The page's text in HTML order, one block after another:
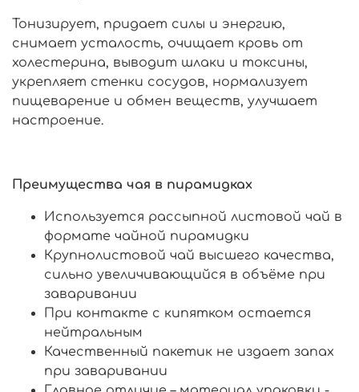
Тонизирует, придает силы и энергию,
снимает усталость, очищает кровь от
холестерина, выводит шлаки и токсины,
укрепляет стенки сосудов, нормализует
пищеварение и обмен веществ, улучшает
настроение.
Преимущества чая в пирамидках
Используется рассыпной листовой чай в
формате чайной пирамидки
Крупнолистовой чай высшего качества,
сильно увеличивающийся в объёме при
заваривании
При контакте с кипятком остается
нейтральным
Качественный пакетик не издает запах
при заваривании